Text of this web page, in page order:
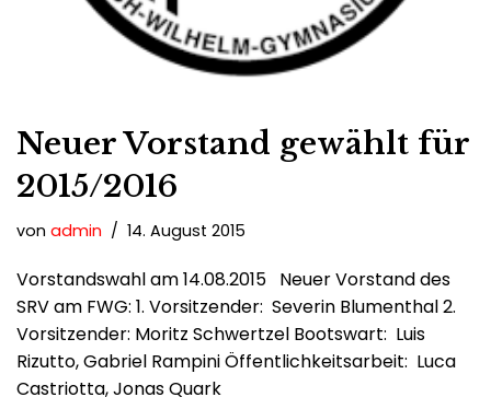
Neuer Vorstand gewählt für
2015/2016
von admin 14. August 2015
Vorstandswahl am 14.08.2015 Neuer Vorstand des
SRV am FWG: 1. Vorsitzender: Severin Blumenthal 2.
Vorsitzender: Moritz Schwertzel Bootswart: Luis
Rizutto, Gabriel Rampini Öffentlichkeitsarbeit: Luca
Castriotta, Jonas Quark